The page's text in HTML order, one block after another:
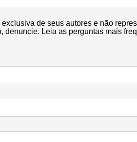
de seus autores e não
denuncie. Leia as perguntas mais